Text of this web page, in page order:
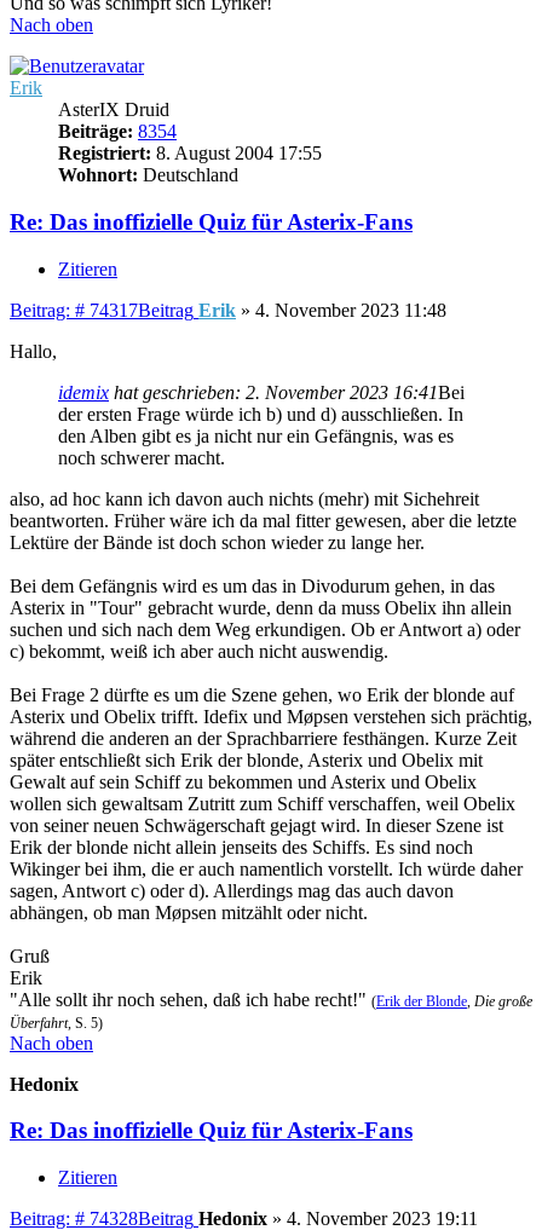
Nach oben
Erik
AsterIX Druid
Beiträge: 8354
Registriert: 8. August 2004 17:55
Wohnort: Deutschland
Re: Das inoffizielle Quiz für Asterix-Fans
Zitieren
Beitrag: # 74317Beitrag Erik » 4. November 2023 11:48
Hallo,
idemix hat geschrieben: 2. November 2023 16:41Bei
der ersten Frage würde ich b) und d) ausschließen. In
den Alben gibt es ja nicht nur ein Gefängnis, was es
noch schwerer macht.
also, ad hoc kann ich davon auch nichts (mehr) mit Sichehreit
beantworten. Früher wäre ich da mal fitter gewesen, aber die letzte
Lektüre der Bände ist doch schon wieder zu lange her.
Bei dem Gefängnis wird es um das in Divodurum gehen, in das
Asterix in "Tour" gebracht wurde, denn da muss Obelix ihn allein
suchen und sich nach dem Weg erkundigen. Ob er Antwort a) oder
c) bekommt, weiß ich aber auch nicht auswendig.
Bei Frage 2 dürfte es um die Szene gehen, wo Erik der blonde auf
Asterix und Obelix trifft. Idefix und Møpsen verstehen sich prächtig,
während die anderen an der Sprachbarriere festhängen. Kurze Zeit
später entschließt sich Erik der blonde, Asterix und Obelix mit
Gewalt auf sein Schiff zu bekommen und Asterix und Obelix
wollen sich gewaltsam Zutritt zum Schiff verschaffen, weil Obelix
von seiner neuen Schwägerschaft gejagt wird. In dieser Szene ist
Erik der blonde nicht allein jenseits des Schiffs. Es sind noch
Wikinger bei ihm, die er auch namentlich vorstellt. Ich würde daher
sagen, Antwort c) oder d). Allerdings mag das auch davon
abhängen, ob man Møpsen mitzählt oder nicht.
Gruß
Erik
"Alle sollt ihr noch sehen, daß ich habe recht!" (Erik der Blonde Die große
Überfahrt, S. 5)
Nach oben
Hedonix
Re: Das inoffizielle Quiz für Asterix-Fans
Zitieren
Beitrag: # 74328Beitrag Hedonix » 4. November 2023 19:11